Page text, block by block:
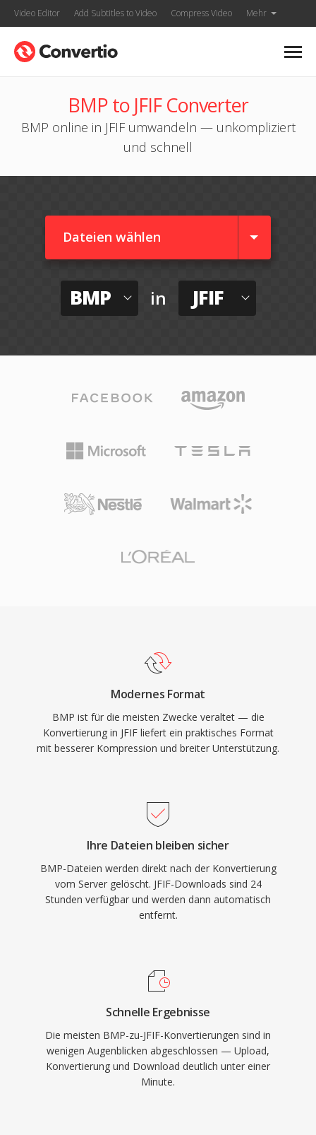
Video Editor Add Subtitles to Video Compress Video Mehr
BMP to JFIF Converter
BMP online in JFIF umwandeln — unkompliziert
und schnell
Dateien wählen
BMP in JFIF
Modernes Format
BMP ist für die meisten Zwecke veraltet — die
Konvertierung in JFIF liefert ein praktisches Format
mit besserer Kompression und breiter Unterstützung.
Ihre Dateien bleiben sicher
BMP-Dateien werden direkt nach der Konvertierung
vom Server gelöscht. JFIF-Downloads sind 24
Stunden verfügbar und werden dann automatisch
entfernt.
Schnelle Ergebnisse
Die meisten BMP-zu-JFIF-Konvertierungen sind in
wenigen Augenblicken abgeschlossen — Upload,
Konvertierung und Download deutlich unter einer
Minute.